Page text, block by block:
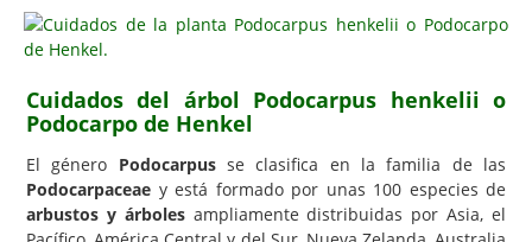
Consejos
Hemisferio Sur
Enfermedades
Animales
Hongos
Cuidados del árbol Podocarpus henkelii o
Podocarpo de Henkel
El género Podocarpusse clasifica en la familia de las
Podocarpaceae y está formado por unas 100 especies de
arbustos y árbolesampliamente distribuidas por Asia, el